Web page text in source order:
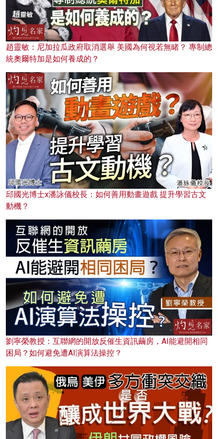
趙靈敏：尼加拉瓜政府取消選舉 美國為何視若無睹？ 專制總
統奧爾特加是如何養成的？
邱國光博士x潘詠儀校長：如何善用動畫遊戲 提升學習古文
動機？
劉寧榮教授：互聯網的開放反催生資訊繭房，AI能避開相同
困局？如何避免遭AI演算法操控？